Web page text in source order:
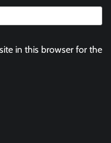
in this browser for the